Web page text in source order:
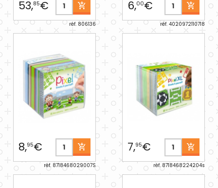
53,85€
réf. 806136
6,00€
réf. 4020972110718
8,95€
réf. 8718468029007S
7,95€
réf. 8718468224204s